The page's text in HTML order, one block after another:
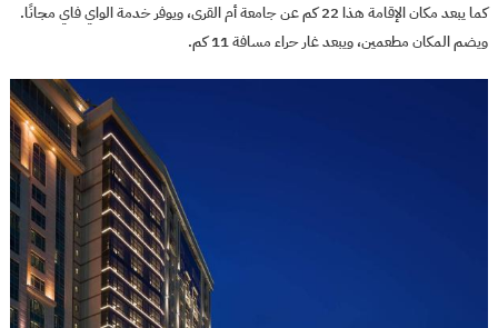
كما يبعد مكان الإقامة هذا 22 كم عن جامعة أم القرى، ويوفر خدمة الواي فاي مجانًا.
ويضم المكان مطعمين، ويبعد غار حراء مسافة 11 كم.